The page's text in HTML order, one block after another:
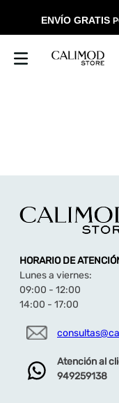
ENVÍO GRATIS
HORARIO DE
Lunes a viernes:
09:00 - 12:00
14:00 - 17:00
Atención al
949259138